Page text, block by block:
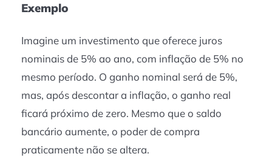
Exemplo
Imagine um investimento que oferece juros
nominais de 5% ao ano, com inflação de 5% no
mesmo período. O ganho nominal será de 5%,
mas, após descontar a inflação, o ganho real
ficará próximo de zero. Mesmo que o saldo
bancário aumente, o poder de compra
praticamente não se altera.